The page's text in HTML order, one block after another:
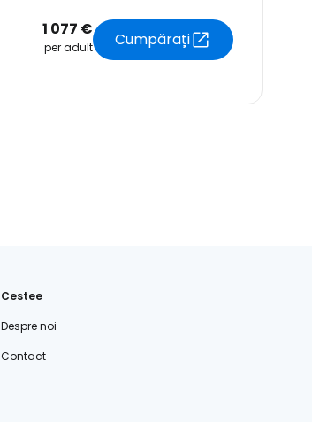
1 077 €
per adult Cumpărați
Cestee
Despre noi
Contact